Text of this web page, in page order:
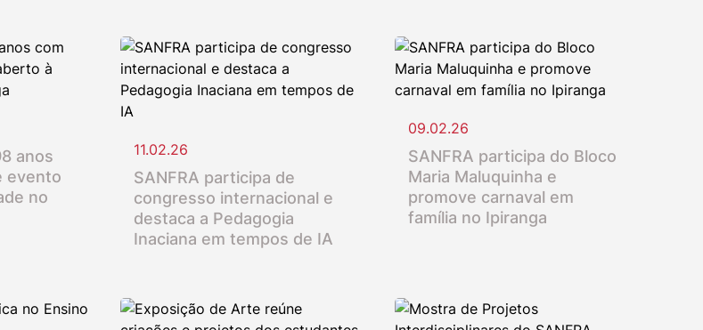
anos
evento
no
11.02.26
SANFRA participa de
congresso internacional e
destaca a Pedagogia
Inaciana em tempos de IA
09.02.26
SANFRA participa do Bloco
Maria Maluquinha e
promove carnaval em
família no Ipiranga